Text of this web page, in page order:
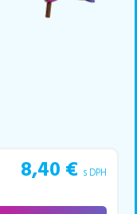
8,40 € s DPH